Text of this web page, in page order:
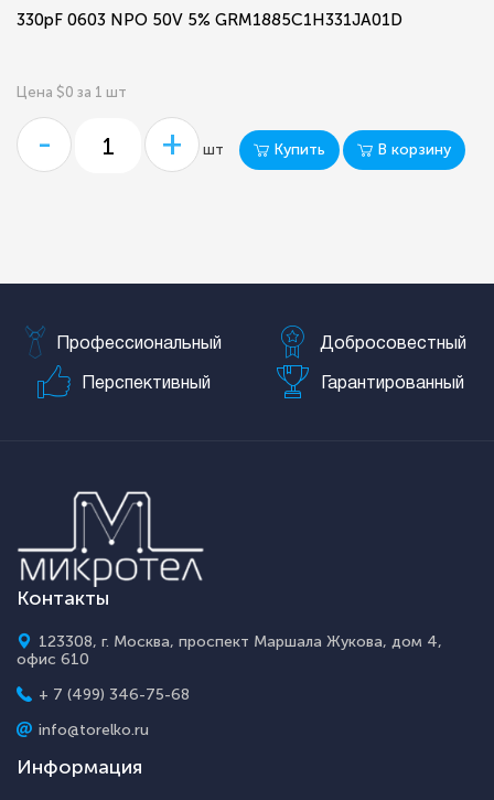
330pF 0603 NPO 50V 5% GRM1885C1H331JA01D
Цена $0 за 1 шт
- + шт Купить В корзину
Профессиональный Добросовестный
Перспективный Гарантированный
Контакты
123308, г. Москва, проспект Маршала Жукова, дом 4,
офис 610
+ 7 (499) 346-75-68
info@torelko.ru
Информация